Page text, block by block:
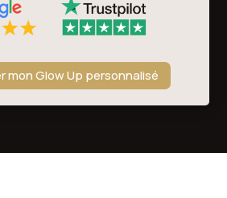
mon Glow Up personnalisé